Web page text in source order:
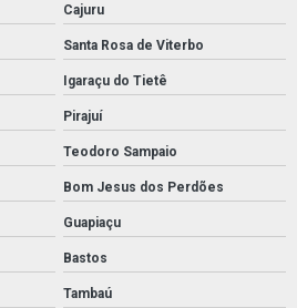
Cajuru
Santa Rosa de Viterbo
Igaraçu do Tietê
Pirajuí
Teodoro Sampaio
Bom Jesus dos Perdões
Guapiaçu
Bastos
Tambaú